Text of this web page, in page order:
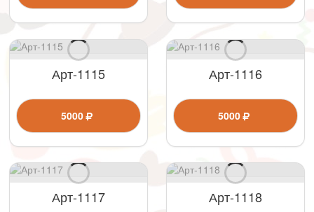
Арт-1115
5000
Арт-1116
5000
Арт-1117 Арт-1118